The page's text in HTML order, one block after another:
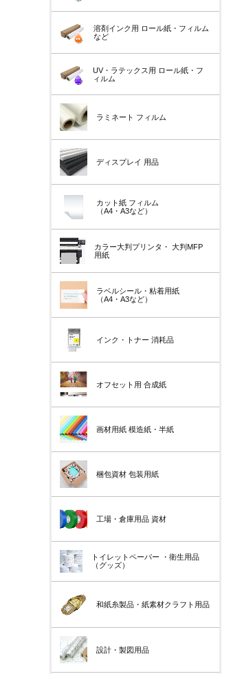
溶剤インク用 ロール紙・フィルム
など
UV・ラテックス用 ロール紙・フ
ィルム
ラミネート フィルム
ディスプレイ 用品
カット紙 フィルム
（A4・A3など）
カラー大判プリンタ・ 大判MFP
用紙
ラベルシール・粘着用紙
（A4・A3など）
インク・トナー 消耗品
オフセット用 合成紙
画材用紙 模造紙・半紙
梱包資材 包装用紙
工場・倉庫用品 資材
トイレットペーパー ・衛生用品
（グッズ）
和紙糸製品・紙素材クラフト用品
設計・製図用品